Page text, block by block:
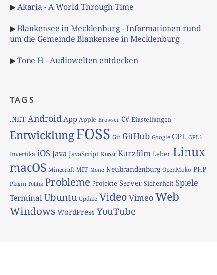
▶Akaria - A World Through Time
▶Blankensee in Mecklenburg - Informationen rund
um die Gemeinde Blankensee in Mecklenburg
▶Tone H - Audiowelten entdecken
TAGS
.NET Android App Apple Browser C# Einstellungen
EntwicklungFOSS Git GitHub Google GPL GPL3
Invertika iOS Java JavaScript Kunst Kurzfilm Leben Linux
macOS Minecraft MIT Mono Neubrandenburg OpenMoko PHP
Plugin Politik Probleme Projekte Server Sicherheit Spiele
TerminalUbuntu Update VideoVimeo Web
Windows WordPress YouTube